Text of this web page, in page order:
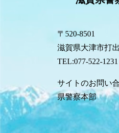
〒520-8501
滋賀県大津市打
TEL:077-522-
サイトのお問い
県警察本部